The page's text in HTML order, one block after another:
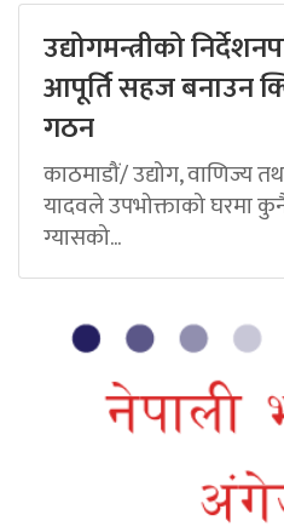
उद्योगमन्त्रीको
आपूर्ति सहज बनाउन
गठन
काठमाडौं/ उद्योग, वाणिज्य
यादवले उपभोक्ताको घरमा
ग्यासको...